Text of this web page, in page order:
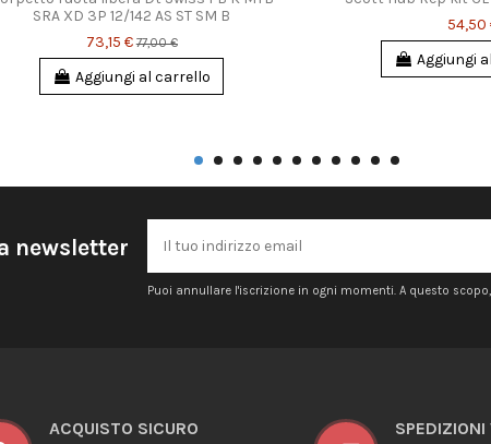
SRA XD 3P 12/142 AS ST SM B
73,15 € 77,00 €
Aggiungi al carrello
54,50
Aggiungi
newsletter
Puoi annullare l'iscrizione in ogni momenti. A questo
ACQUISTO SICURO SPEDIZIONI